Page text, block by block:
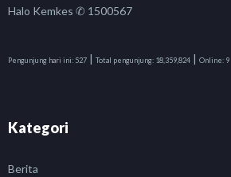
Halo Kemkes ✆ 1500567
Pengunjung hari ini: 527 | Total pengunjung: 18,359,824 | Online: 9
Kategori
Berita